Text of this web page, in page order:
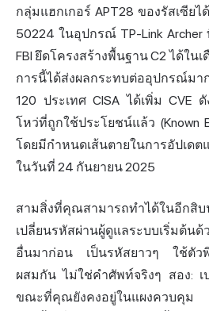
กลุ่มแฮกเกอร์ APT28 ของรัสเซียไ
50224 ในอุปกรณ์ TP-Link
FBI ยึดโครงสร้างพื้นฐาน C2 ได้ใน
การนี้ได้ส่งผลกระทบต่ออุปกรณ์มา
120 ประเทศ CISA ได้เพิ่ม CVE
โหว่ที่ถูกใช้ประโยชน์แล้ว (Known
โดยมีกำหนดเส้นตายในการอัปเด
ในวันที่ 24 กันยายน 2025
สามสิ่งที่คุณสามารถทำได้ในอี
เปลี่ยนรหัสผ่านผู้ดูแลระบบเริ่มต้น
อื่นมาก่อน เป็นรหัสยาวๆ ใช้ตัว
ผสมกัน ไม่ใช่คำศัพท์จริงๆ สอง:
ขณะที่คุณยังคงอยู่ในแผงควบคุม